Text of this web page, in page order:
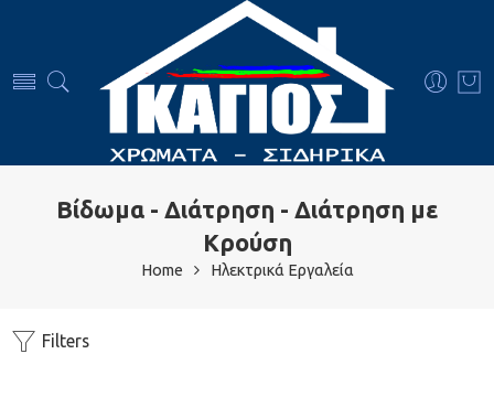
Βίδωμα - Διάτρηση - Διάτρηση με
Κρούση
Home Ηλεκτρικά Εργαλεία
Filters